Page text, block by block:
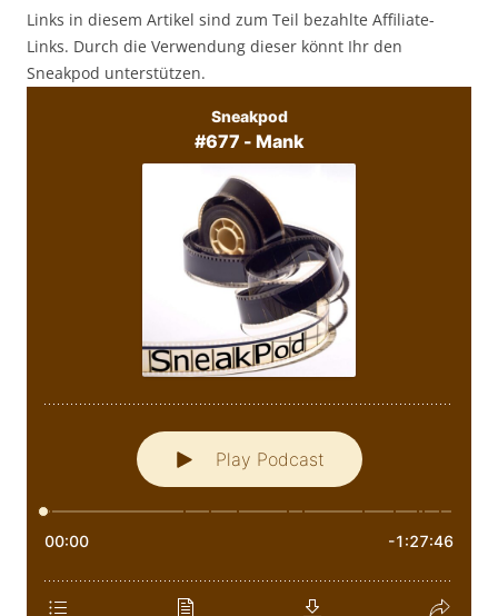
Links in diesem Artikel sind zum Teil bezahlte Affiliate-
Links. Durch die Verwendung dieser könnt Ihr den
Sneakpod unterstützen.